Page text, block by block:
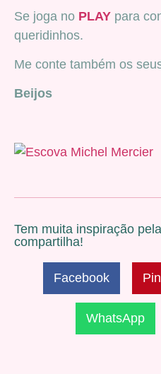
Se joga no PLAY para
queridinhos.
Me conte também os
Beijos
Tem muita inspiração
compartilha!
Facebook
WhatsApp